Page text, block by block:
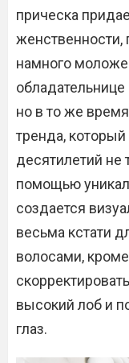
прическа
намного
но в то же
тренда,
десятилетий не
помощью
создается
весьма кстати
волосами,
высокий лоб и
глаз.